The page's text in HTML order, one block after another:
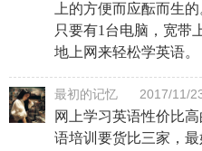
上的方便而应酝而生
只要有1台电脑，宽带
地上网来轻松学英语。
最初的记忆 2017/11/
网上学习英语性价比
语培训要货比三家，